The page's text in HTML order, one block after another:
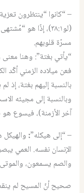
مسرّة قلوبهم.
“يأتي بغتة”: وهنا
فعن ميلاده الزمني أكّد
بالنسبة إليهم بغتة، إذ
وبالنسبة إلى مجيئه
آخر الأزمنة)، فيسوع هو
– “إلى هيكله”:
الإنسان نفسه. العمي
والصم يسمعون، والموتى
صحيح أنّ المسيح لم